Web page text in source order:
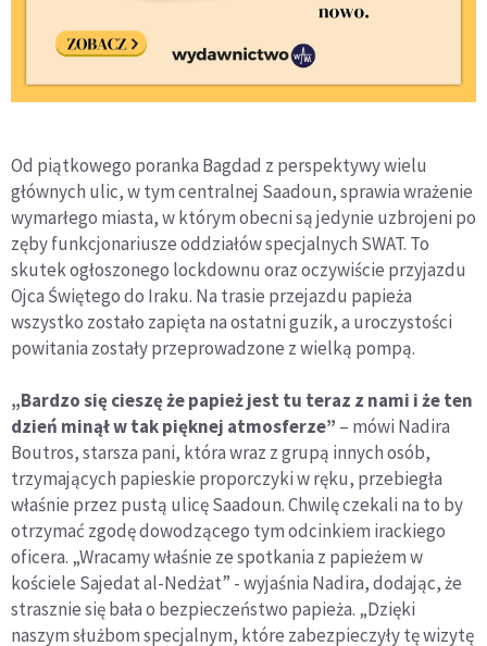
Od piątkowego poranka Bagdad z perspektywy wielu
głównych ulic, w tym centralnej Saadoun, sprawia wrażenie
wymarłego miasta, w którym obecni są jedynie uzbrojeni po
zęby funkcjonariusze oddziałów specjalnych SWAT. To
skutek ogłoszonego lockdownu oraz oczywiście przyjazdu
Ojca Świętego do Iraku. Na trasie przejazdu papieża
wszystko zostało zapięta na ostatni guzik, a uroczystości
powitania zostały przeprowadzone z wielką pompą.
„Bardzo się cieszę że papież jest tu teraz z nami i że ten
dzień minął w tak pięknej atmosferze” – mówi Nadira
Boutros, starsza pani, która wraz z grupą innych osób,
trzymających papieskie proporczyki w ręku, przebiegła
właśnie przez pustą ulicę Saadoun. Chwilę czekali na to by
otrzymać zgodę dowodzącego tym odcinkiem irackiego
oficera. „Wracamy właśnie ze spotkania z papieżem w
kościele Sajedat al-Nedżat” - wyjaśnia Nadira, dodając, że
strasznie się bała o bezpieczeństwo papieża. „Dzięki
naszym służbom specjalnym, które zabezpieczyły tę wizytę